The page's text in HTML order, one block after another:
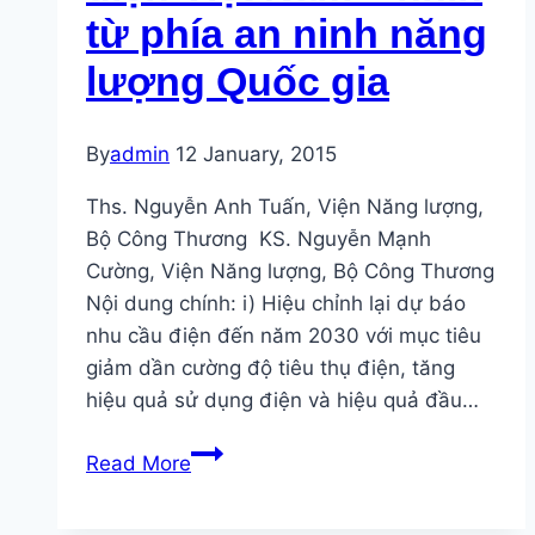
từ phía an ninh năng
lượng Quốc gia
Byadmin 12 January, 2015
Ths. Nguyễn Anh Tuấn, Viện Năng lượng,
Bộ Công Thương KS. Nguyễn Mạnh
Cường, Viện Năng lượng, Bộ Công Thương
Nội dung chính: i) Hiệu chỉnh lại dự báo
nhu cầu điện đến năm 2030 với mục tiêu
giảm dần cường độ tiêu thụ điện, tăng
hiệu quả sử dụng điện và hiệu quả đầu…
Read MoreQuy